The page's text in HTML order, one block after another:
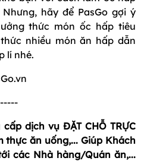
hãy để PasGo gợi ý
thức món ốc hấp tiêu
nhiều món ăn hấp dẫn
lí nhé.
dịch vụ ĐẶT CHỖ TRỰC
thực ăn uống,... Giúp Khách
các Nhà hàng/Quán ăn,...